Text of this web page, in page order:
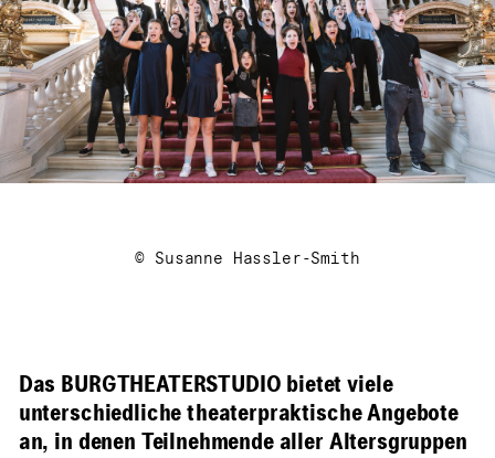
© Susanne Hassler-Smith
Das BURGTHEATERSTUDIO bietet viele
unterschiedliche theaterpraktische Angebote
an, in denen Teilnehmende aller Altersgruppen